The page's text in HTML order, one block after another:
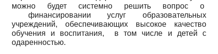
можно будет системно решить вопрос о
финансировании услуг образовательных
учреждений, обеспечивающих высокое качество
обучения и воспитания, в том числе и детей с
одаренностью.